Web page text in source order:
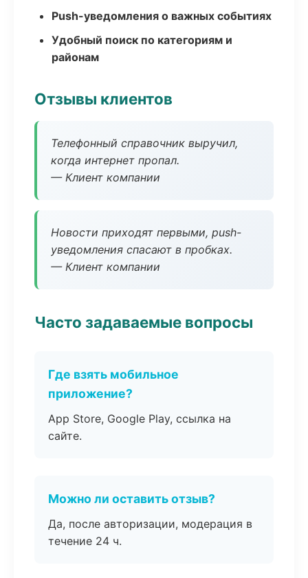
Push-уведомления о важных событиях
Удобный поиск по категориям и
районам
Отзывы клиентов
Телефонный справочник выручил,
когда интернет пропал.
— Клиент компании
Новости приходят первыми, push-
уведомления спасают в пробках.
— Клиент компании
Часто задаваемые вопросы
Где взять мобильное
приложение?
App Store, Google Play, ссылка на
сайте.
Можно ли оставить отзыв?
Да, после авторизации, модерация в
течение 24 ч.